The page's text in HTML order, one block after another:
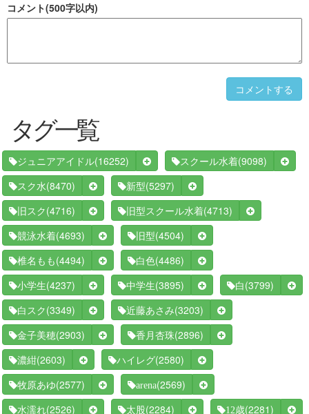
コメント(500字以内)
コメントする
タグ一覧
ジュニアアイドル(16252) スクール水着(9098)
スク水(8470) 新型(5297)
旧スク (4716) 旧型スクール水着(4713)
競泳水着(4693) 旧型(4504)
椎名もも (4494) 白色(4486)
小学生(4237) 中学生(3895) 白 (3799)
白スク (3349) 近藤あさみ(3203)
金子美穂(2903) 香月杏珠(2896)
濃紺(2603) ハイレグ(2580)
牧原あゆ(2577) arena(2569)
水濡れ(2526) 太股(2284) 12歳(2281)